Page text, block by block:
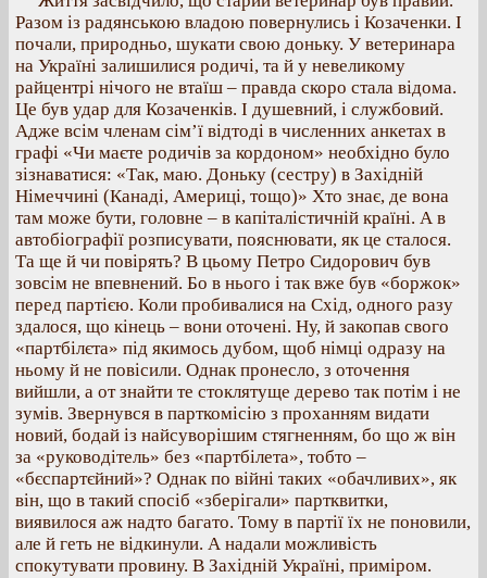
Разом із радянською владою повернулись і Козаченки. І
почали, природньо, шукати свою доньку. У ветеринара
на Україні залишилися родичі, та й у невеликому
райцентрі нічого не втаїш – правда скоро стала відома.
Це був удар для Козаченків. І душевний, і службовий.
Адже всім членам сім’ї відтоді в численних анкетах в
графі «Чи маєте родичів за кордоном» необхідно було
зізнаватися: «Так, маю. Доньку (сестру) в Західній
Німеччині (Канаді, Америці, тощо)» Хто знає, де вона
там може бути, головне – в капіталістичній країні. А в
автобіографії розписувати, пояснювати, як це сталося.
Та ще й чи повірять? В цьому Петро Сидорович був
зовсім не впевнений. Бо в нього і так вже був «боржок»
перед партією. Коли пробивалися на Схід, одного разу
здалося, що кінець – вони оточені. Ну, й закопав свого
«партбілєта» під якимось дубом, щоб німці одразу на
ньому й не повісили. Однак пронесло, з оточення
вийшли, а от знайти те стоклятуще дерево так потім і не
зумів. Звернувся в парткомісію з проханням видати
новий, бодай із найсуворішим стягненням, бо що ж він
за «руководітель» без «партбілета», тобто –
«бєспартєйний»? Однак по війні таких «обачливих», як
він, що в такий спосіб «зберігали» партквитки,
виявилося аж надто багато. Тому в партії їх не поновили,
але й геть не відкинули. А надали можливість
спокутувати провину. В Західній Україні, приміром.